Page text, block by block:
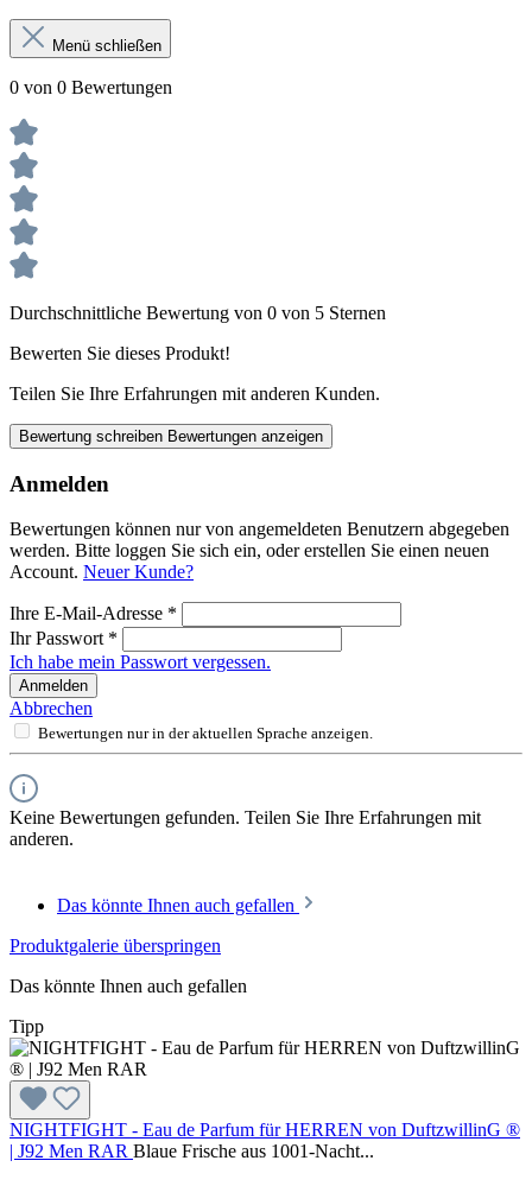
Menü schließen
0 von 0 Bewertungen
Durchschnittliche Bewertung von 0 von 5 Sternen
Bewerten Sie dieses Produkt!
Teilen Sie Ihre Erfahrungen mit anderen Kunden.
Bewertung schreiben Bewertungen anzeigen
Anmelden
Bewertungen können nur von angemeldeten Benutzern abgegeben
werden. Bitte loggen Sie sich ein, oder erstellen Sie einen neuen
Account. Neuer Kunde?
Ihre E-Mail-Adresse *
Ihr Passwort *
Ich habe mein Passwort vergessen.
Anmelden
Abbrechen
Bewertungen nur in der aktuellen Sprache anzeigen.
Keine Bewertungen gefunden. Teilen Sie Ihre Erfahrungen mit
anderen.
Das könnte Ihnen auch gefallen
Produktgalerie überspringen
Das könnte Ihnen auch gefallen
Tipp
NIGHTFIGHT - Eau de Parfum für HERREN von DuftzwillinG ®
| J92 Men RAR Blaue Frische aus 1001-Nacht...